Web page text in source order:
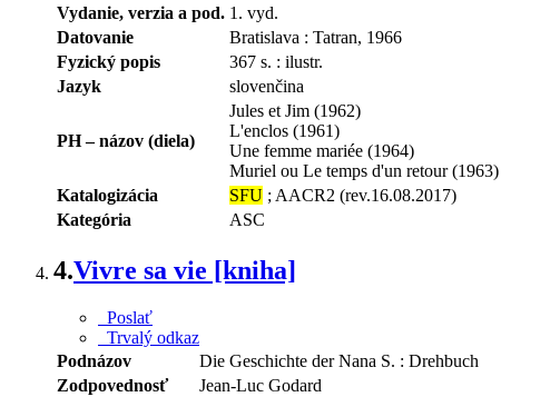
Vydanie, verzia a pod. 1. vyd.
Datovanie
Bratislava : Tatran, 1966
Fyzický popis
367 s. : ilustr.
Jazyk
slovenčina
PH – názov (diela)
Jules et Jim (1962)
L'enclos (1961)
Une femme mariée (1964)
Muriel ou Le temps d'un retour (1963)
Katalogizácia
SFU ; AACR2 (rev.16.08.2017)
Kategória
ASC
4.Vivre sa vie [kniha]
Poslať
Trvalý odkaz
Podnázov
Die Geschichte der Nana S. : Drehbuch
Zodpovednosť
Jean-Luc Godard